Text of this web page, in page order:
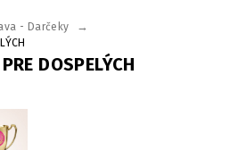
DOSPELÝCH
- Darčeky →